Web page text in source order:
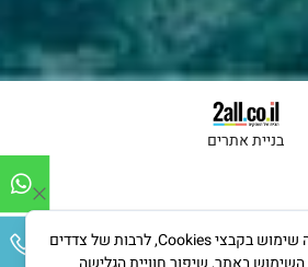
בניית אתרים
לידיעתך, באתרנו נעשה שימוש בקבצי Cookies, לרבות של צדדים